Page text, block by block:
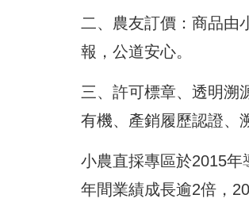
二、農友訂價：商品由
報，公道安心。
三、許可標章、透明溯
有機、產銷履歷認證、
小農直採專區於2015
年間業績成長逾2倍，